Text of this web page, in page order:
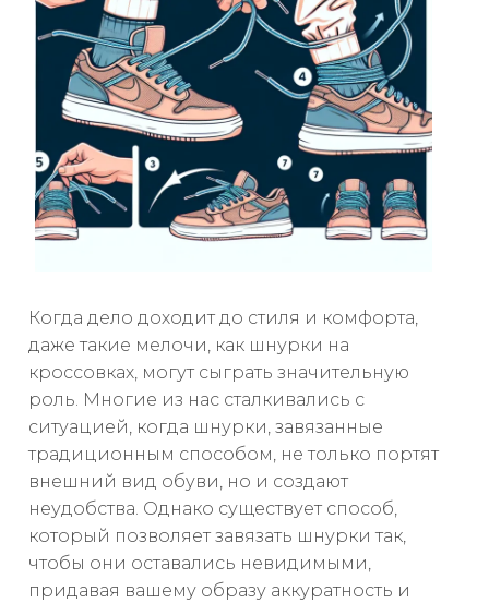
Когда дело доходит до стиля и комфорта,
даже такие мелочи, как шнурки на
кроссовках, могут сыграть значительную
роль. Многие из нас сталкивались с
ситуацией, когда шнурки, завязанные
традиционным способом, не только портят
внешний вид обуви, но и создают
неудобства. Однако существует способ,
который позволяет завязать шнурки так,
чтобы они оставались невидимыми,
придавая вашему образу аккуратность и